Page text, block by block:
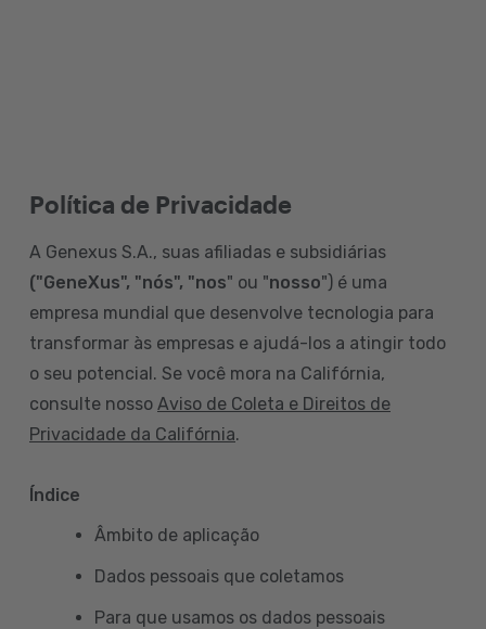
Política de Privacidade
A Genexus S.A., suas afiliadas e subsidiárias
("GeneXus", "nós", "nos" ou "nosso") é uma
empresa mundial que desenvolve tecnologia para
transformar às empresas e ajudá-los a atingir todo
o seu potencial. Se você mora na Califórnia,
consulte nosso Aviso de Coleta e Direitos de
Privacidade da Califórnia.
Índice
Âmbito de aplicação
Dados pessoais que coletamos
Para que usamos os dados pessoais